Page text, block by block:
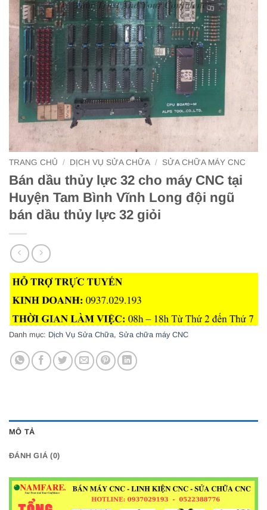
TRANG CHỦ / DỊCH VỤ SỬA CHỮA / SỬA CHỮA MÁY CNC
Bán dầu thủy lực 32 cho máy CNC tại
Huyện Tam Bình Vĩnh Long đội ngũ
bán dầu thủy lực 32 giỏi
Danh mục: Dịch Vụ Sửa Chữa, Sửa chữa máy CNC
MÔ TẢ
ĐÁNH GIÁ (0)